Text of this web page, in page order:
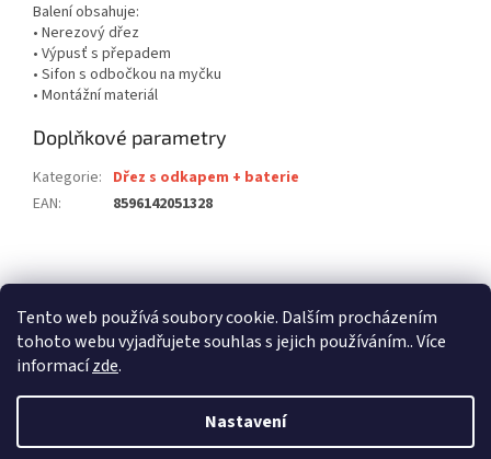
Tento web používá soubory cookie. Dalším procházením
tohoto webu vyjadřujete souhlas s jejich používáním.. Více
informacízde.
Nastavení
Balení obsahuje:
• Nerezový dřez
• Výpusť s přepadem
• Sifon s odbočkou na myčku
• Montážní materiál
Doplňkové parametry
Kategorie: Dřez s odkapem + baterie
EAN: 8596142051328
á
stavební pouzdra SCRIGNO
Vytvořil Shoptet